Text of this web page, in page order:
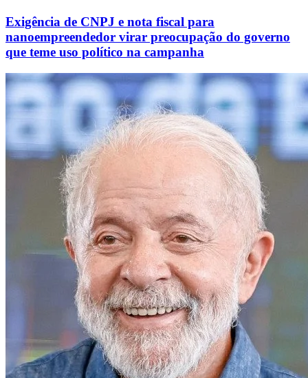
Exigência de CNPJ e nota fiscal para
nanoempreendedor virar preocupação do governo
que teme uso político na campanha